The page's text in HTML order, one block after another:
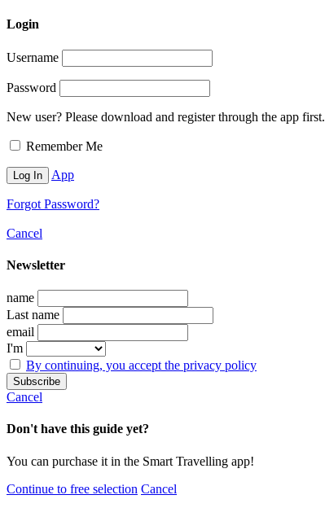
Login
Username
Password
New user? Please download and register through the app first.
Remember Me
App
Forgot Password?
Cancel
Newsletter
name
Last name
email
I'm
By continuing, you accept the privacy policy
Cancel
Don't have this guide yet?
You can purchase it in the Smart Travelling app!
Continue to free selection Cancel